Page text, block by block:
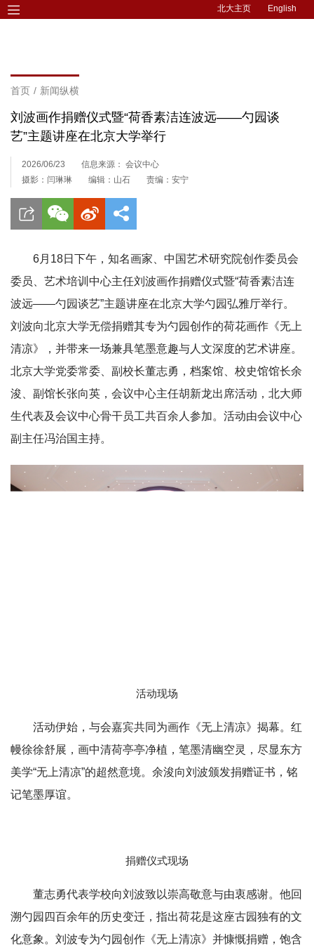
北大主页 English
首页 / 新闻纵横
刘波画作捐赠仪式暨“荷香素洁连波远——勺园谈
艺”主题讲座在北京大学举行
2026/06/23
信息来源： 会议中心
摄影：闫琳琳
编辑：山石 责编：安宁
6月18日下午，知名画家、中国艺术研究院创作委员会
委员、艺术培训中心主任刘波画作捐赠仪式暨“荷香素洁连
波远——勺园谈艺”主题讲座在北京大学勺园弘雅厅举行。
刘波向北京大学无偿捐赠其专为勺园创作的荷花画作《无上
清凉》，并带来一场兼具笔墨意趣与人文深度的艺术讲座。
北京大学党委常委、副校长董志勇，档案馆、校史馆馆长余
浚、副馆长张向英，会议中心主任胡新龙出席活动，北大师
生代表及会议中心骨干员工共百余人参加。活动由会议中心
副主任冯治国主持。
活动现场
活动伊始，与会嘉宾共同为画作《无上清凉》揭幕。红
幔徐徐舒展，画中清荷亭亭净植，笔墨清幽空灵，尽显东方
美学“无上清凉”的超然意境。余浚向刘波颁发捐赠证书，铭
记笔墨厚谊。
捐赠仪式现场
董志勇代表学校向刘波致以崇高敬意与由衷感谢。他回
溯勺园四百余年的历史变迁，指出荷花是这座古园独有的文
化意象。刘波专为勺园创作《无上清凉》并慷慨捐赠，饱含